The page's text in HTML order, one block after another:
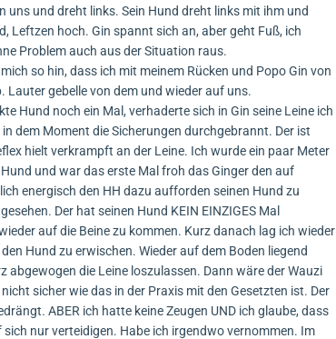
und dreht links. Sein Hund dreht links mit ihm und
Leftzen hoch. Gin spannt sich an, aber geht Fuß, ich
Problem auch aus der Situation raus.
so hin, dass ich mit meinem Rücken und Popo Gin von
Lauter gebelle von dem und wieder auf uns.
Hund noch ein Mal, verhaderte sich in Gin seine Leine ich
dem Moment die Sicherungen durchgebrannt. Der ist
hielt verkrampft an der Leine. Ich wurde ein paar Meter
und war das erste Mal froh das Ginger den auf
energisch den HH dazu aufforden seinen Hund zu
Der hat seinen Hund KEIN EINZIGES Mal
auf die Beine zu kommen. Kurz danach lag ich wieder
Hund zu erwischen. Wieder auf dem Boden liegend
abgewogen die Leine loszulassen. Dann wäre der Wauzi
sicher wie das in der Praxis mit den Gesetzten ist. Der
ABER ich hatte keine Zeugen UND ich glaube, dass
nur verteidigen. Habe ich irgendwo vernommen. Im